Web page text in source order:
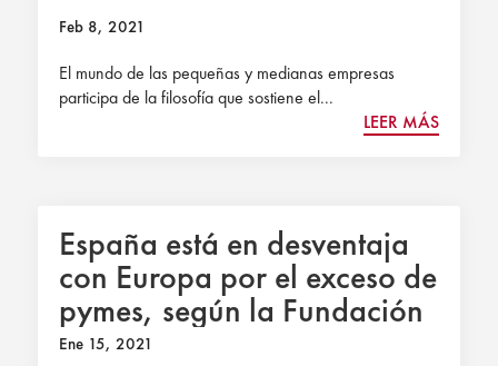
Feb 8, 2021
El mundo de las pequeñas y medianas empresas
participa de la filosofía que sostiene el...
LEER MÁS
España está en desventaja
con Europa por el exceso de
pymes, según la Fundación
Civismo
Ene 15, 2021